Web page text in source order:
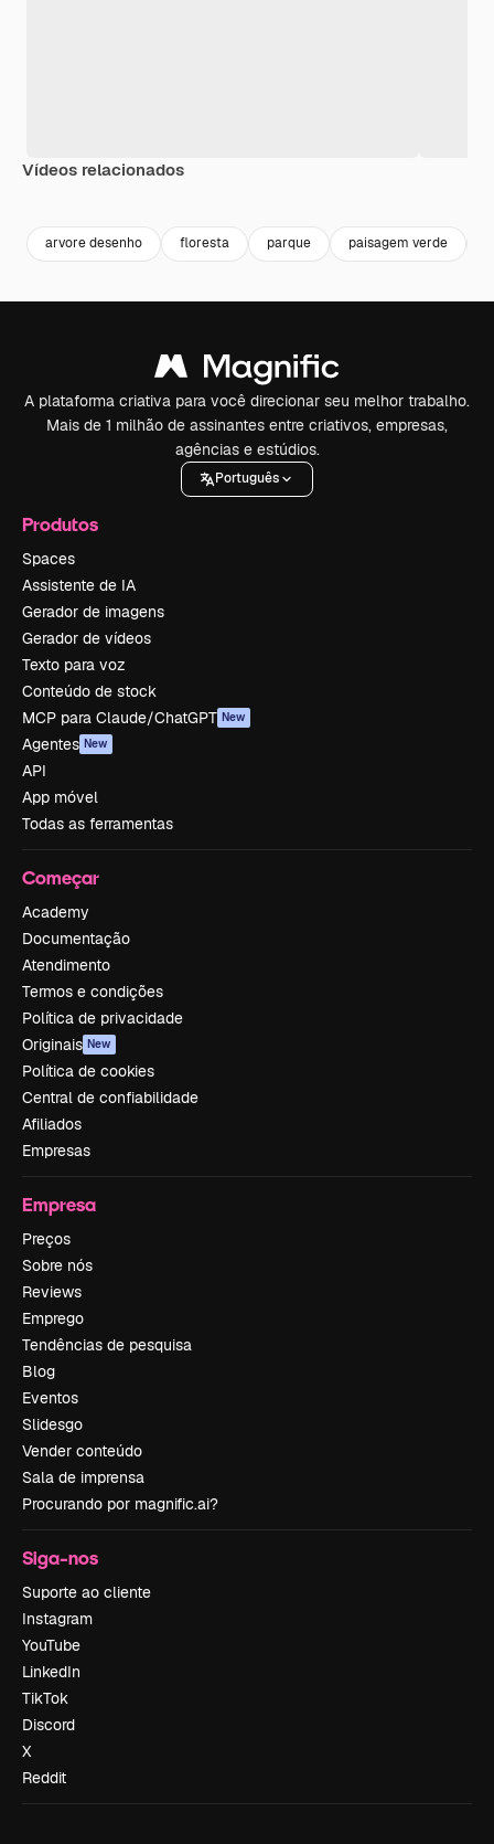
Vídeos relacionados
arvore desenho floresta parque paisagem verde
A plataforma criativa para você direcionar seu melhor trabalho.
Mais de 1 milhão de assinantes entre criativos, empresas,
agências e estúdios.
Português
Produtos
Spaces
Assistente de IA
Gerador de imagens
Gerador de vídeos
Texto para voz
Conteúdo de stock
MCP para Claude/ChatGPT New
Agentes New
API
App móvel
Todas as ferramentas
Começar
Academy
Documentação
Atendimento
Termos e condições
Política de privacidade
Originais New
Política de cookies
Central de confiabilidade
Afiliados
Empresas
Empresa
Preços
Sobre nós
Reviews
Emprego
Tendências de pesquisa
Blog
Eventos
Slidesgo
Vender conteúdo
Sala de imprensa
Procurando por magnific.ai?
Siga-nos
Suporte ao cliente
Instagram
YouTube
LinkedIn
TikTok
Discord
X
Reddit